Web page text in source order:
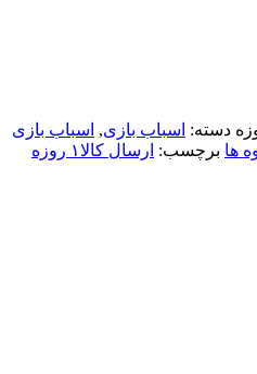
دسته: اسباب بازی, اسباب بازی
ها برچسب: ارسال کالا۱ روزه